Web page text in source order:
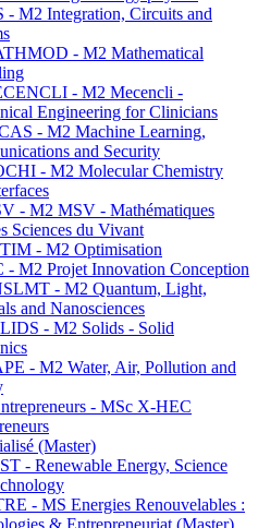
- M2 Integration, Circuits and
- M2 Mathematical
- M2 Mecencli -
Engineering for Clinicians
- M2 Machine Learning,
and Security
- M2 Molecular Chemistry
- M2 MSV - Mathématiques
Sciences du Vivant
- M2 Optimisation
- M2 Projet Innovation Conception
- M2 Quantum, Light,
and Nanosciences
- M2 Solids - Solid
- M2 Water, Air, Pollution and
- MSc X-HEC
(Master)
- Renewable Energy, Science
- MS Energies Renouvelables :
& Entrepreneuriat (Master)